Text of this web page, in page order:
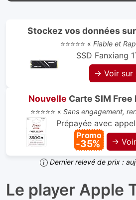
Stockez vos données
⭐⭐⭐⭐⭐ « Fiable et
SSD Fanxiang
→ Voir sur
Nouvelle Carte SIM
⭐⭐⭐⭐⭐ « Sans engagement,
Prépayée avec
Promo
-35% →
Dernier relevé de prix :
Le player Apple